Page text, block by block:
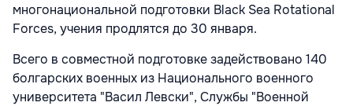
многонациональной подготовки Black Sea Rotational
Forces, учения продлятся до 30 января.
Всего в совместной подготовке задействовано 140
болгарских военных из Национального военного
университета "Васил Левски", Службы "Военной